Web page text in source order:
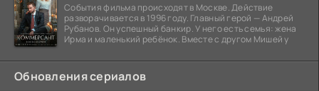
События фильма происходят в Москве. Действие
разворачивается в 1996 году. Главный герой — Андрей
Рубанов. Он успешный банкир. У него есть семья: жена
Ирма и маленький ребёнок. Вместе с другом Мишей у
Обновления сериалов